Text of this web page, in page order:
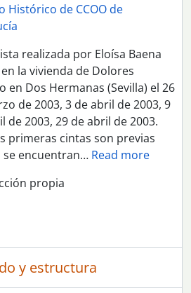
Entrevista a Isabel Grande Ruth
- Entrevista a Juan García García
- Entrevista a Alegría Esquinaldo Díaz
a María del Carmen Vázquez
a Victoria Lobato Barragán
- Entrevista a Charo Nuñez
- Entrevista a Emma Castro Iglesias
- Entrevista a Reyes Cárdenas Ocaña
- Entrevista a Dolores Sanisidro Pose
Entrevista a Consuelo Revilla Delgado
a María Luisa Madrera Parejo
a Cándido Jiménez Sánchez
a Jose Francisco Gutiérrez Rodriguez
a Pedro Francisco Baldó Vizcaíno
Entrevista a Paqui Andújar Rodríguez
Histórico de CCOO de
realizada por Eloísa Baena
la vivienda de Dolores
en Dos Hermanas (Sevilla) el 26
de 2003, 3 de abril de 2003, 9
de 2003, 29 de abril de 2003.
primeras cintas son previas
se encuentran… Read more
propia
y estructura